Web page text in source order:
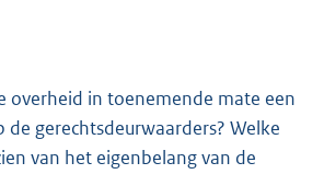
overheid in toenemende mate een
de gerechtsdeurwaarders? Welke
van het eigenbelang van de